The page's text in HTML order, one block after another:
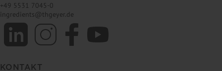
+49 5531 7045-0
ingredients@thgeyer.de
KONTAKT